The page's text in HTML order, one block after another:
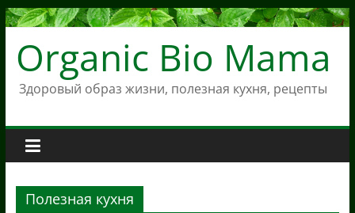
Skip
content
Organic Bio Mama
Здоровый образ жизни, полезная кухня, рецепты
Полезная кухня